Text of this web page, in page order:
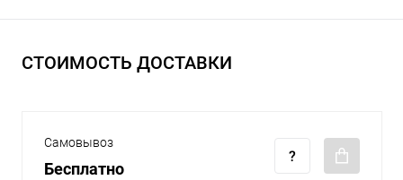
СТОИМОСТЬ ДОСТАВКИ
Самовывоз
Бесплатно